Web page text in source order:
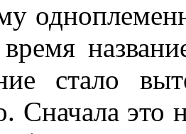
стало
Сначала это